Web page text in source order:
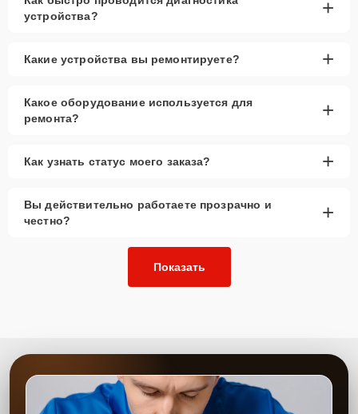
устройства?
+
Какие устройства вы ремонтируете? +
Какое оборудование используется для
ремонта?
+
Как узнать статус моего заказа? +
Вы действительно работаете прозрачно и
честно?
+
Показать